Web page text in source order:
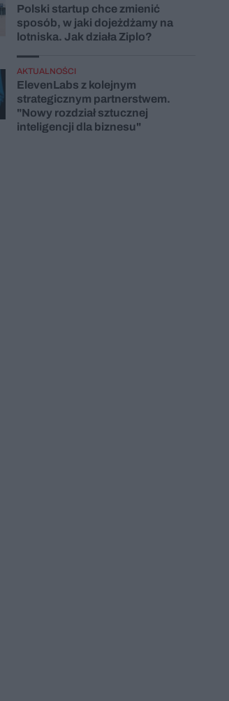
Polski startup chce zmienić
sposób, w jaki dojeżdżamy na
lotniska. Jak działa Ziplo?
AKTUALNOŚCI
ElevenLabs z kolejnym
strategicznym partnerstwem.
"Nowy rozdział sztucznej
inteligencji dla biznesu"